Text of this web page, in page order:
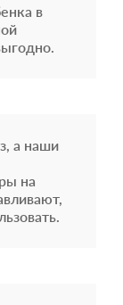
в
а наши
на